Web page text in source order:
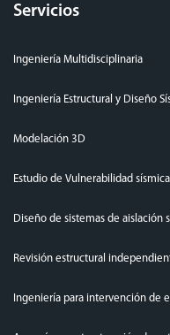
Servicios
Ingeniería Multidisciplinaria
Ingeniería Estructural y Diseño
Modelación 3D
Estudio de Vulnerabilidad
Diseño de sistemas de aislación
Revisión estructural
Ingeniería para intervención de